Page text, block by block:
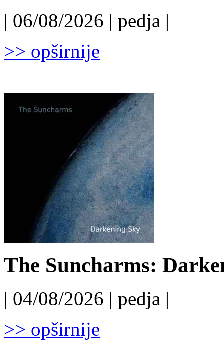
| 06/08/2026 | pedja |
>> opširnije
The Suncharms:
| 04/08/2026 | pedja |
>> opširnije